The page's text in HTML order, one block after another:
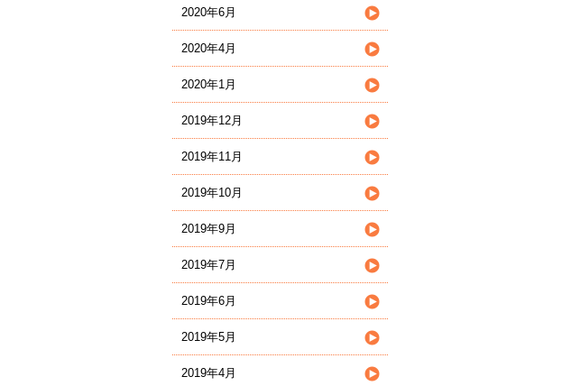
2020年6月
2020年4月
2020年1月
2019年12月
2019年11月
2019年10月
2019年9月
2019年7月
2019年6月
2019年5月
2019年4月